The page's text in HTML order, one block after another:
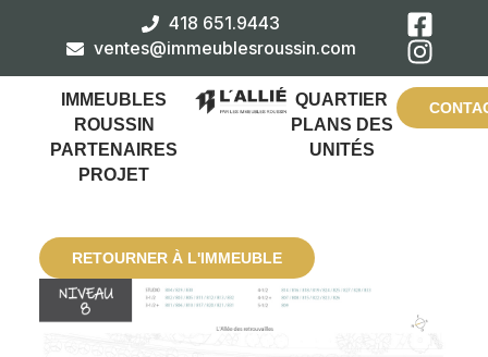
418 651.9443
ventes@immeublesroussin.com
IMMEUBLES
ROUSSIN
PARTENAIRES
PROJET
QUARTIER
PLANS DES
UNITÉS
RETOURNER À L'IMMEUBLE